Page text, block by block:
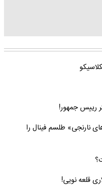
رییس جمهور!
جام جهانی ۲۰۲۶ | «لاله‌های نارنجی» طلسم فینال را
قلعه نویی!